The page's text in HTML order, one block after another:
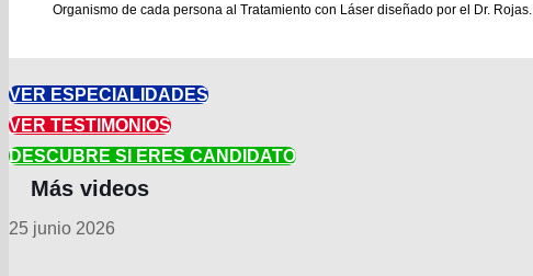
Organismo de cada persona al Tratamiento con Láser diseñado por el Dr. Rojas.
VER ESPECIALIDADES
VER TESTIMONIOS
DESCUBRE SI ERES CANDIDATO
25 junio 2026